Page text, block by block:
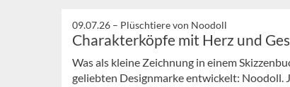
09.07.26 – Plüschtiere von Noodoll
Charakterköpfe mit Herz und
Was als kleine Zeichnung in einem
geliebten Designmarke entwickelt: Noodoll.